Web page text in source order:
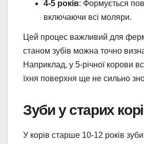
4-5 років: Формується
включаючи всі моляри.
Цей процес важливий для
станом зубів можна точно
Наприклад, у 5-річної корови
їхня поверхня ще не сильно
Зуби у старих
У корів старше 10-12 років